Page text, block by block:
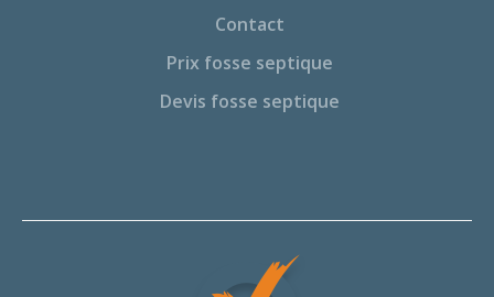
Contact
Prix fosse septique
Devis fosse septique